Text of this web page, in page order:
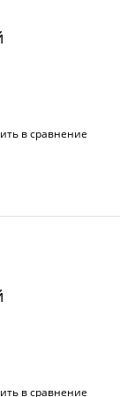
в сравнение
в сравнение